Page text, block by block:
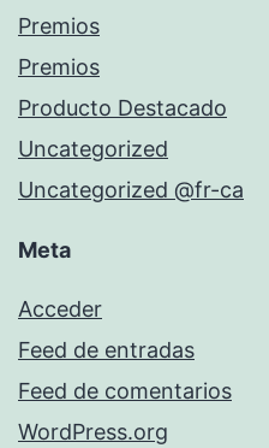
Premios
Premios
Producto Destacado
Uncategorized
Uncategorized @fr-ca
Meta
Acceder
Feed de entradas
Feed de comentarios
WordPress.org